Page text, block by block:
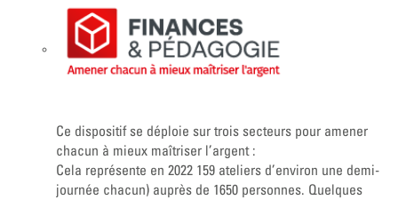
Ce dispositif se déploie sur trois secteurs pour amener
chacun à mieux maîtriser l’argent :
Cela représente en 2022 159 ateliers d’environ une demi-
journée chacun) auprès de 1650 personnes. Quelques